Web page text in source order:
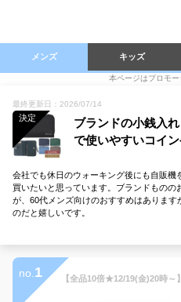
メンズ キッズ
本ページはプロモ
最終更新日：2026/07/14
決定
ブランドの小銭入
で使いやすいコイ
会社でも休日のウォーキング後にも自販機
買いたいと思っています。ブランドもの
が、60代メンズ向けのおすすめはありま
のだと嬉しいです。
no. 1